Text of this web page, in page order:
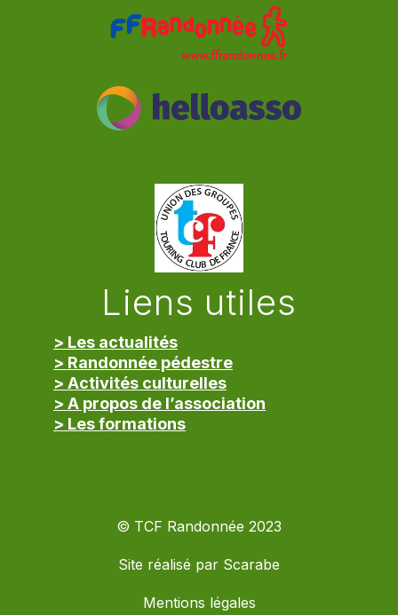
Liens utiles
> Les actualités
> Randonnée pédestre
> Activités culturelles
> A propos de l’association
> Les formations
© TCF Randonnée 2023
Site réalisé par Scarabe
Mentions légales